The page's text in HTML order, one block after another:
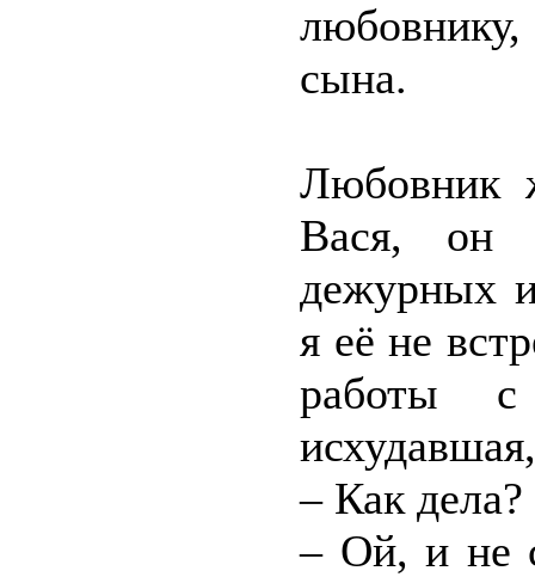
сына.
Любовник
Вася, он
дежурных
я её не
работы
– Как дела?
– Ой, и не